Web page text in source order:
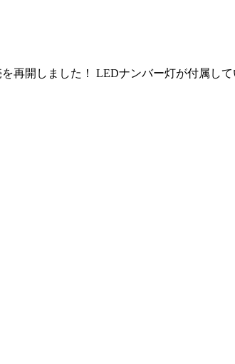
再開しました！ LEDナンバー灯が付属し